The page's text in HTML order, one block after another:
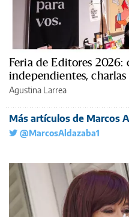
Feria de Editores 2026:
independientes,
Agustina Larrea
Más artículos de Marcos
@MarcosAldazaba1